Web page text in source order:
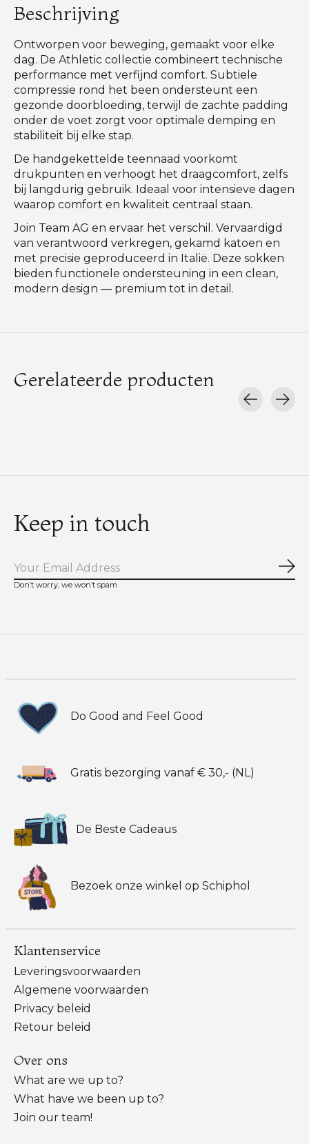
Beschrijving
Ontworpen voor beweging, gemaakt voor elke
dag. De Athletic collectie combineert technische
performance met verfijnd comfort. Subtiele
compressie rond het been ondersteunt een
gezonde doorbloeding, terwijl de zachte padding
onder de voet zorgt voor optimale demping en
stabiliteit bij elke stap.
De handgekettelde teennaad voorkomt
drukpunten en verhoogt het draagcomfort, zelfs
bij langdurig gebruik. Ideaal voor intensieve dagen
waarop comfort en kwaliteit centraal staan.
Join Team AG en ervaar het verschil. Vervaardigd
van verantwoord verkregen, gekamd katoen en
met precisie geproduceerd in Italië. Deze sokken
bieden functionele ondersteuning in een clean,
modern design — premium tot in detail.
Gerelateerde producten
Keep in touch
Don’t worry, we won’t spam
Do Good and Feel Good
Gratis bezorging vanaf € 30,- (NL)
De Beste Cadeaus
Bezoek onze winkel op Schiphol
Klantenservice
Leveringsvoorwaarden
Algemene voorwaarden
Privacy beleid
Retour beleid
Over ons
What are we up to?
What have we been up to?
Join our team!